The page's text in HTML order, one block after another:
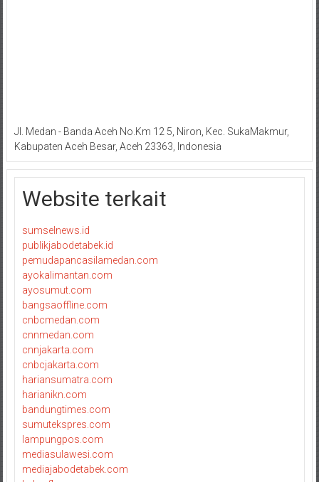
Jl. Medan - Banda Aceh No.Km 12 5, Niron, Kec. SukaMakmur,
Kabupaten Aceh Besar, Aceh 23363, Indonesia
Website terkait
sumselnews.id
publikjabodetabek.id
pemudapancasilamedan.com
ayokalimantan.com
ayosumut.com
bangsaoffline.com
cnbcmedan.com
cnnmedan.com
cnnjakarta.com
cnbcjakarta.com
hariansumatra.com
harianikn.com
bandungtimes.com
sumutekspres.com
lampungpos.com
mediasulawesi.com
mediajabodetabek.com